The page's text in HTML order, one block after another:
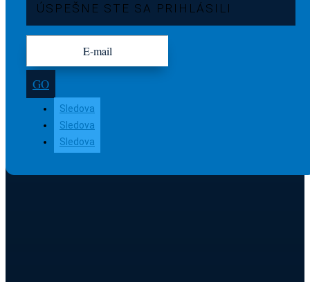
ÚSPEŠNE STE SA PRIHLÁSILI
GO
Sledova
Sledova
Sledova